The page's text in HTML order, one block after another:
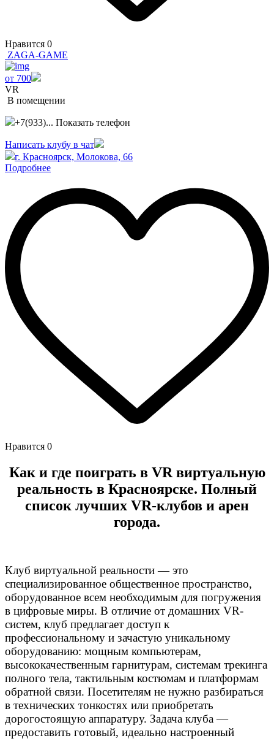
Нравится 0
ZAGA-GAME
от 700
VR
В помещении
+7(933)... Показать телефон
Написать клубу в чат
г. Красноярск, ​Молокова, 66
Подробнее
Нравится 0
Как и где поиграть в VR виртуальную
реальность в Красноярске. Полный
список лучших VR-клубов и арен
города.
Клуб виртуальной реальности — это
специализированное общественное пространство,
оборудованное всем необходимым для погружения
в цифровые миры. В отличие от домашних VR-
систем, клуб предлагает доступ к
профессиональному и зачастую уникальному
оборудованию: мощным компьютерам,
высококачественным гарнитурам, системам трекинга
полного тела, тактильным костюмам и платформам
обратной связи. Посетителям не нужно разбираться
в технических тонкостях или приобретать
дорогостоящую аппаратуру. Задача клуба —
предоставить готовый, идеально настроенный